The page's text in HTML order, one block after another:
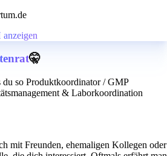
🤫
so Produktkoordinator / GMP
& Laborkoordination
mit Freunden, ehemaligen Kollegen oder